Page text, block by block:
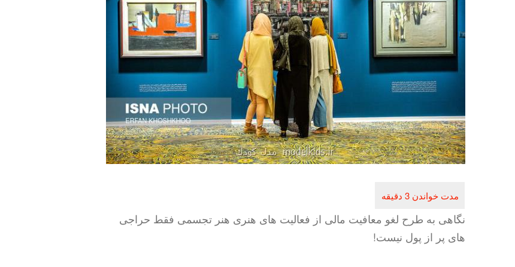
نگاهی به طرح لغو معافیت مالی از فعالیت های هنری هنر تجسمی فقط حراجی
های پر از پول نیست!